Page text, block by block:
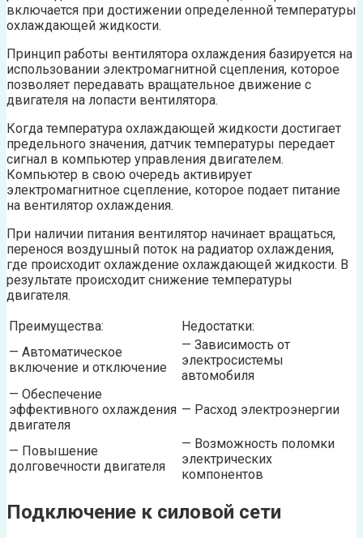
включается при достижении определенной температуры
охлаждающей жидкости.
Принцип работы вентилятора охлаждения базируется на
использовании электромагнитной сцепления, которое
позволяет передавать вращательное движение с
двигателя на лопасти вентилятора.
Когда температура охлаждающей жидкости достигает
предельного значения, датчик температуры передает
сигнал в компьютер управления двигателем.
Компьютер в свою очередь активирует
электромагнитное сцепление, которое подает питание
на вентилятор охлаждения.
При наличии питания вентилятор начинает вращаться,
перенося воздушный поток на радиатор охлаждения,
где происходит охлаждение охлаждающей жидкости. В
результате происходит снижение температуры
двигателя.
Преимущества:
Недостатки:
— Автоматическое
включение и отключение
— Зависимость от
электросистемы
автомобиля
— Обеспечение
эффективного охлаждения
двигателя
— Расход электроэнергии
— Повышение
долговечности двигателя
— Возможность поломки
электрических
компонентов
Подключение к силовой сети